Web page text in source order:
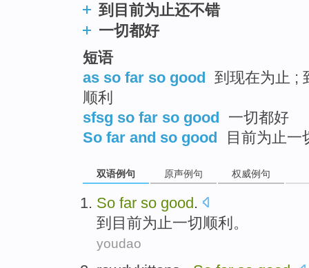
到目前为止还不错
一切都好
短语
as so far so good 到现在为止 ;
顺利
sfsg so far so good 一切都好
So far and so good
目前为止一
双语例句 原声例句 权威例句
So far so good.
到 目前为止一切顺利。
youdao